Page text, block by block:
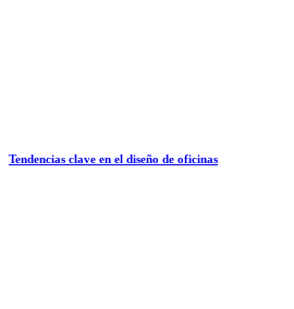
Tendencias clave en el diseño de oficinas